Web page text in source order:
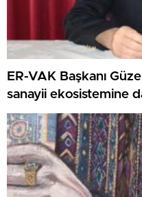
ER-VAK Başkanı
sanayii ekosistemine
edilmeli”..